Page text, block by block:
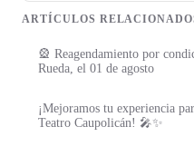
ARTÍCULOS
🎡 Reagendamiento por
Rueda, el 01 de agosto
¡Mejoramos tu experiencia
Teatro Caupolicán! 🎤✨